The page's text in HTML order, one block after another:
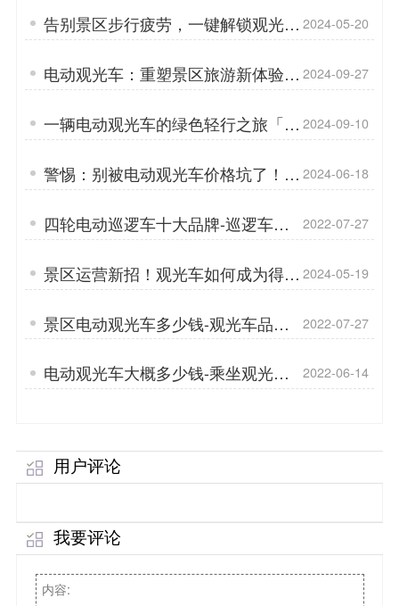
告别景区步行疲劳，一键解锁观光电
动车「专菱」
2024-05-20
电动观光车：重塑景区旅游新体验
「专菱」
2024-09-27
一辆电动观光车的绿色轻行之旅「专
菱」
2024-09-10
警惕：别被电动观光车价格坑了！
「专菱」
2024-06-18
四轮电动巡逻车十大品牌-巡逻车带
你最新巡逻体验「专菱」
2022-07-27
景区运营新招！观光车如何成为得力
助手？「专菱」
2024-05-19
景区电动观光车多少钱-观光车品牌
推荐「专菱」
2022-07-27
电动观光车大概多少钱-乘坐观光车
注意事项「专菱」
2022-06-14
用户评论
我要评论